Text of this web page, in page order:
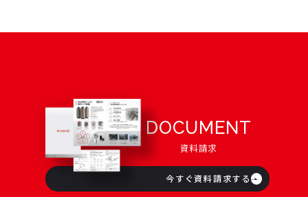
DOCUMENT
資料請求
今すぐ資料請求する